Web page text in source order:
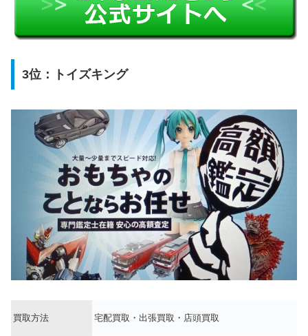
3位：トイズキング
買取方法 宅配買取・出張買取・店頭買取